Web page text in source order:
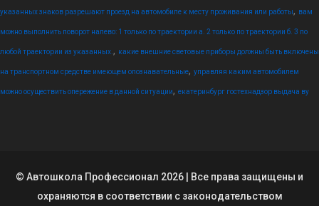
указанных знаков разрешают проезд на автомобиле к месту проживания или работы, вам
можно выполнить поворот налево: 1 только по траектории а. 2 только по траектории б. 3 по
любой траектории из указанных. , какие внешние световые приборы должны быть включены
на транспортном средстве имеющем опознавательные, управляя каким автомобилем
можно осуществить опережение в данной ситуации, екатеринбург гостехнадзор выдача ву
© Автошкола Профессионал 2026 | Все права защищены и
охраняются в соответствии с законодательством